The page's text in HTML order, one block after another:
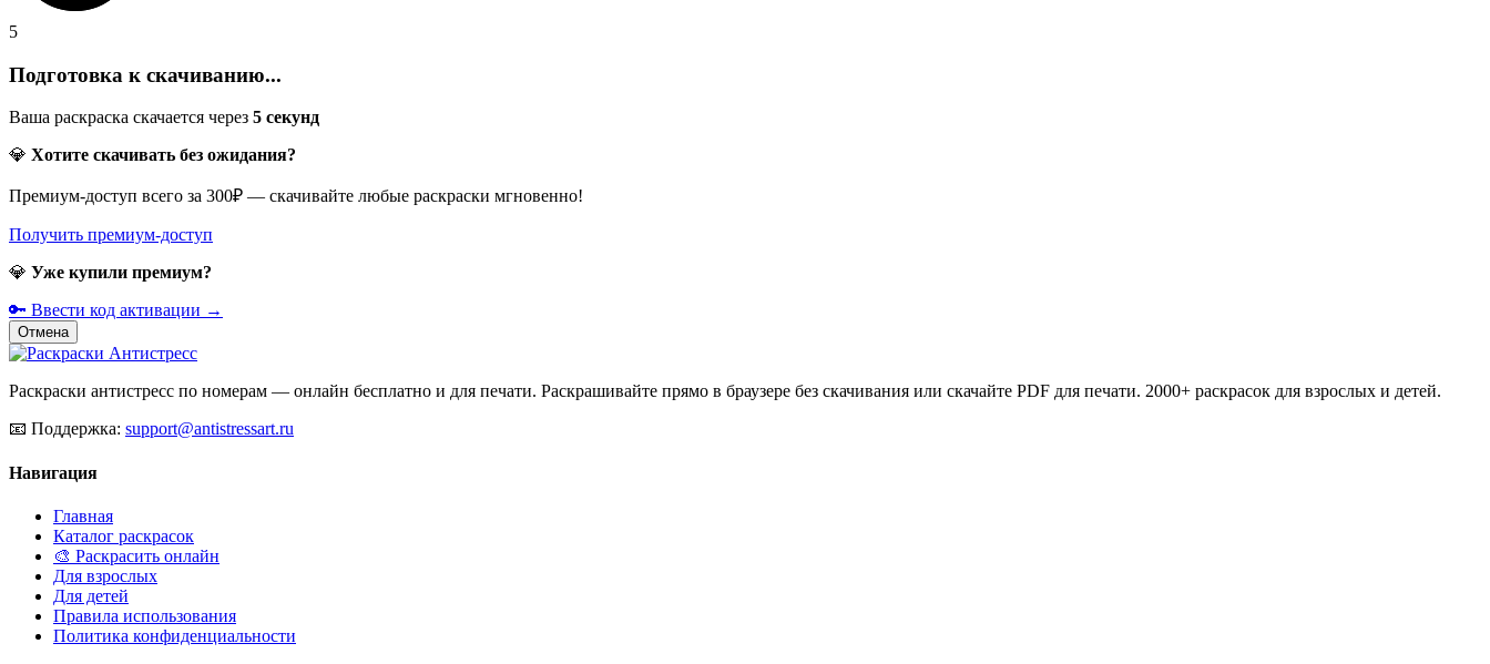
5
Подготовка к скачиванию...
Ваша раскраска скачается через 5 секунд
💎 Хотите скачивать без ожидания?
Премиум-доступ всего за 300₽ — скачивайте любые раскраски мгновенно!
Получить премиум-доступ
💎 Уже купили премиум?
🔑 Ввести код активации →
Отмена
Раскраски антистресс по номерам — онлайн бесплатно и для печати. Раскрашивайте прямо в браузере без скачивания или скачайте PDF для печати. 2000+ раскрасок для взрослых и детей.
📧 Поддержка: support@antistressart.ru
Навигация
Главная
Каталог раскрасок
🎨 Раскрасить онлайн
Для взрослых
Для детей
Правила использования
Политика конфиденциальности